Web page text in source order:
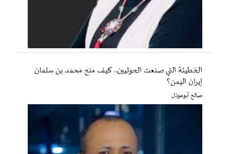
الخطيئة التي صنعت الحوثيين.. كيف منح محمد بن سلمان
إيران اليمن؟
صالح أبوعوذل